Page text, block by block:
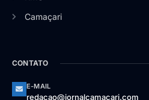
Camaçari
CONTATO
E-MAIL
redacao@jornalcamacari.com